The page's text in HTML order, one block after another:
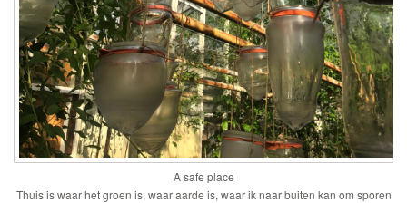
A safe place
Thuis is waar het groen is, waar aarde is, waar ik naar buiten kan om sporen